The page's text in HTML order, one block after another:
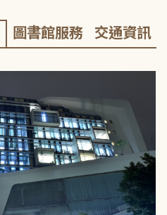
圖書館服務 交通資訊